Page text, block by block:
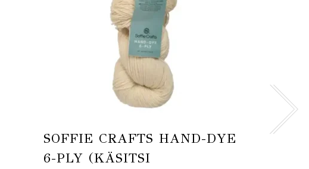
SOFFIE CRAFTS HAND-DYE
6-PLY (KÄSITSI